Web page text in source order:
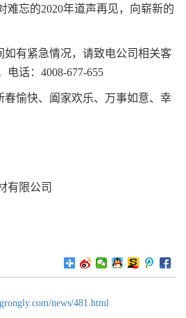
难忘的2020年道声再见，向崭新的
如有紧急情况，请致电公司相关客
电话：4008-677-655
春愉快、阖家欢乐、万事如意、幸
限公司
news/481.html